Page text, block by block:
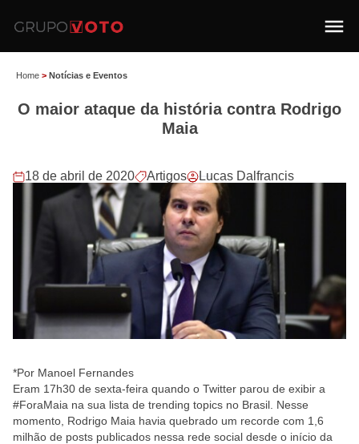
Home > Notícias e Eventos
O maior ataque da história contra Rodrigo
Maia
18 de abril de 2020 Artigos Lucas Dalfrancis
*Por Manoel Fernandes
Eram 17h30 de sexta-feira quando o Twitter parou de exibir a
#ForaMaia na sua lista de trending topics no Brasil. Nesse
momento, Rodrigo Maia havia quebrado um recorde com 1,6
milhão de posts publicados nessa rede social desde o início da